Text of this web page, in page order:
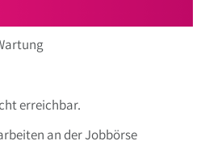
erreichbar.
an der Jobbörse